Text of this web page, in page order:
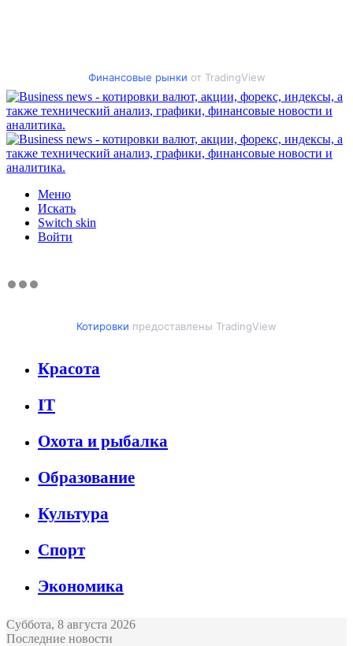
Финансовые рынки от TradingView
Меню
Искать
Switch skin
Войти
Котировки предоставлены TradingView
Красота
IT
Охота и рыбалка
Образование
Культура
Спорт
Экономика
Суббота, 8 августа 2026
Последние новости